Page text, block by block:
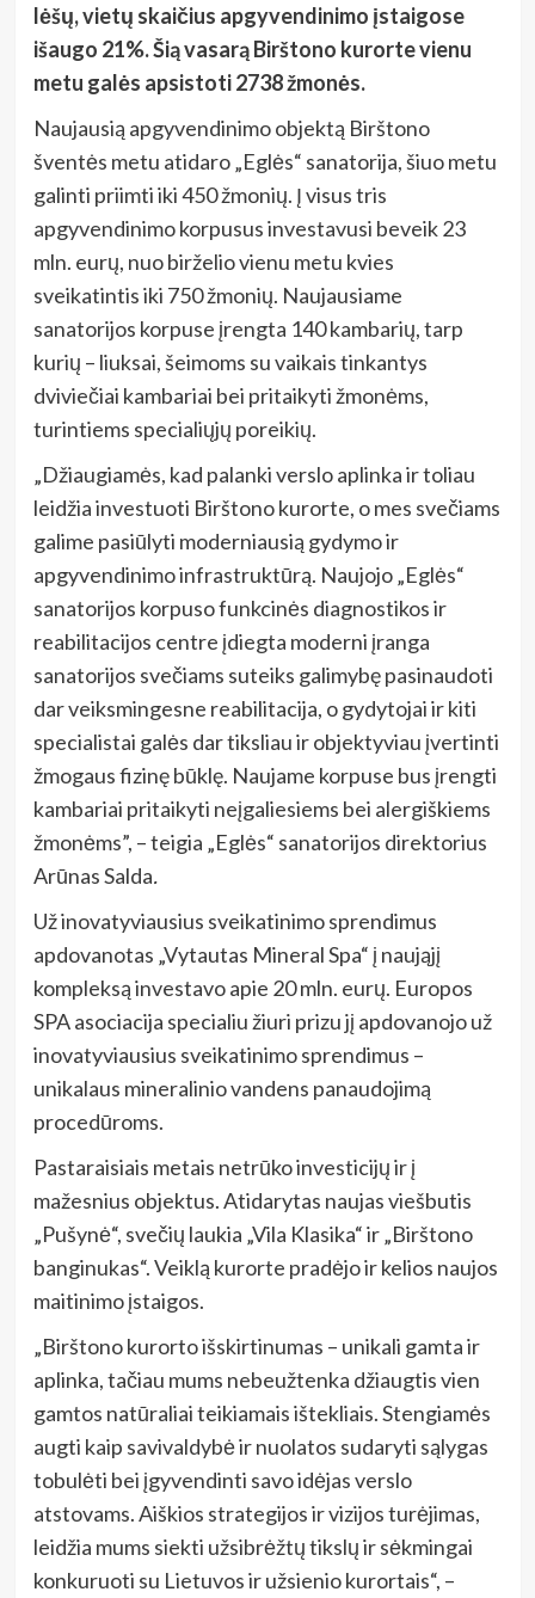
lėšų, vietų skaičius apgyvendinimo įstaigose
išaugo 21%. Šią vasarą Birštono kurorte vienu
metu galės apsistoti 2738 žmonės.
Naujausią apgyvendinimo objektą Birštono
šventės metu atidaro „Eglės“ sanatorija, šiuo metu
galinti priimti iki 450 žmonių. Į visus tris
apgyvendinimo korpusus investavusi beveik 23
mln. eurų, nuo birželio vienu metu kvies
sveikatintis iki 750 žmonių. Naujausiame
sanatorijos korpuse įrengta 140 kambarių, tarp
kurių – liuksai, šeimoms su vaikais tinkantys
dviviečiai kambariai bei pritaikyti žmonėms,
turintiems specialiųjų poreikių.
„Džiaugiamės, kad palanki verslo aplinka ir toliau
leidžia investuoti Birštono kurorte, o mes svečiams
galime pasiūlyti moderniausią gydymo ir
apgyvendinimo infrastruktūrą. Naujojo „Eglės“
sanatorijos korpusofunkcinės diagnostikos ir
reabilitacijos centre įdiegta moderni įranga
sanatorijos svečiams suteiks galimybę pasinaudoti
dar veiksmingesne reabilitacija, o gydytojai ir kiti
specialistai galės dar tiksliau ir objektyviau įvertinti
žmogaus fizinę būklę. Naujame korpuse bus įrengti
kambariai pritaikyti neįgaliesiems bei alergiškiems
žmonėms”, – teigia „Eglės“ sanatorijos direktorius
Arūnas Salda.
Už inovatyviausius sveikatinimo sprendimus
apdovanotas „Vytautas Mineral Spa“ į naująjį
kompleksą investavo apie 20 mln. eurų. Europos
SPA asociacija specialiu žiuri prizu jį apdovanojouž
inovatyviausius sveikatinimo sprendimus –
unikalaus mineralinio vandens panaudojimą
procedūroms.
Pastaraisiais metais netrūko investicijų ir į
mažesnius objektus. Atidarytas naujas viešbutis
„Pušynė“, svečių laukia „Vila Klasika“ ir „Birštono
banginukas“. Veiklą kurorte pradėjo ir kelios naujos
maitinimo įstaigos.
„Birštono kurorto išskirtinumas – unikali gamta ir
aplinka, tačiau mums nebeužtenka džiaugtis vien
gamtos natūraliai teikiamais ištekliais. Stengiamės
augti kaip savivaldybė ir nuolatos sudaryti sąlygas
tobulėti bei įgyvendinti savo idėjas verslo
atstovams. Aiškios strategijos ir vizijos turėjimas,
leidžia mums siekti užsibrėžtų tikslų ir sėkmingai
konkuruoti su Lietuvos ir užsienio kurortais“, –